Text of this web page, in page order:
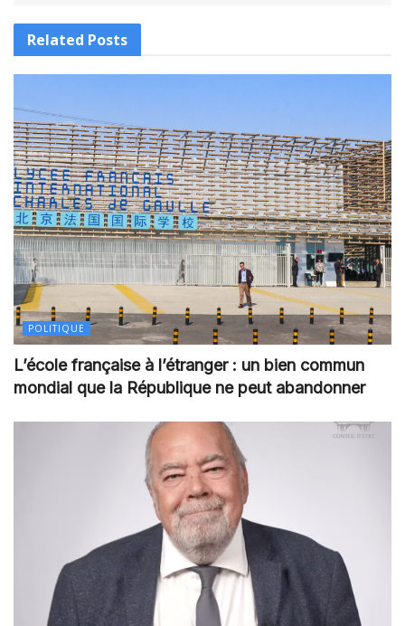
Related Posts
POLITIQUE
L’école française à l’étranger : un bien commun
mondial que la République ne peut abandonner